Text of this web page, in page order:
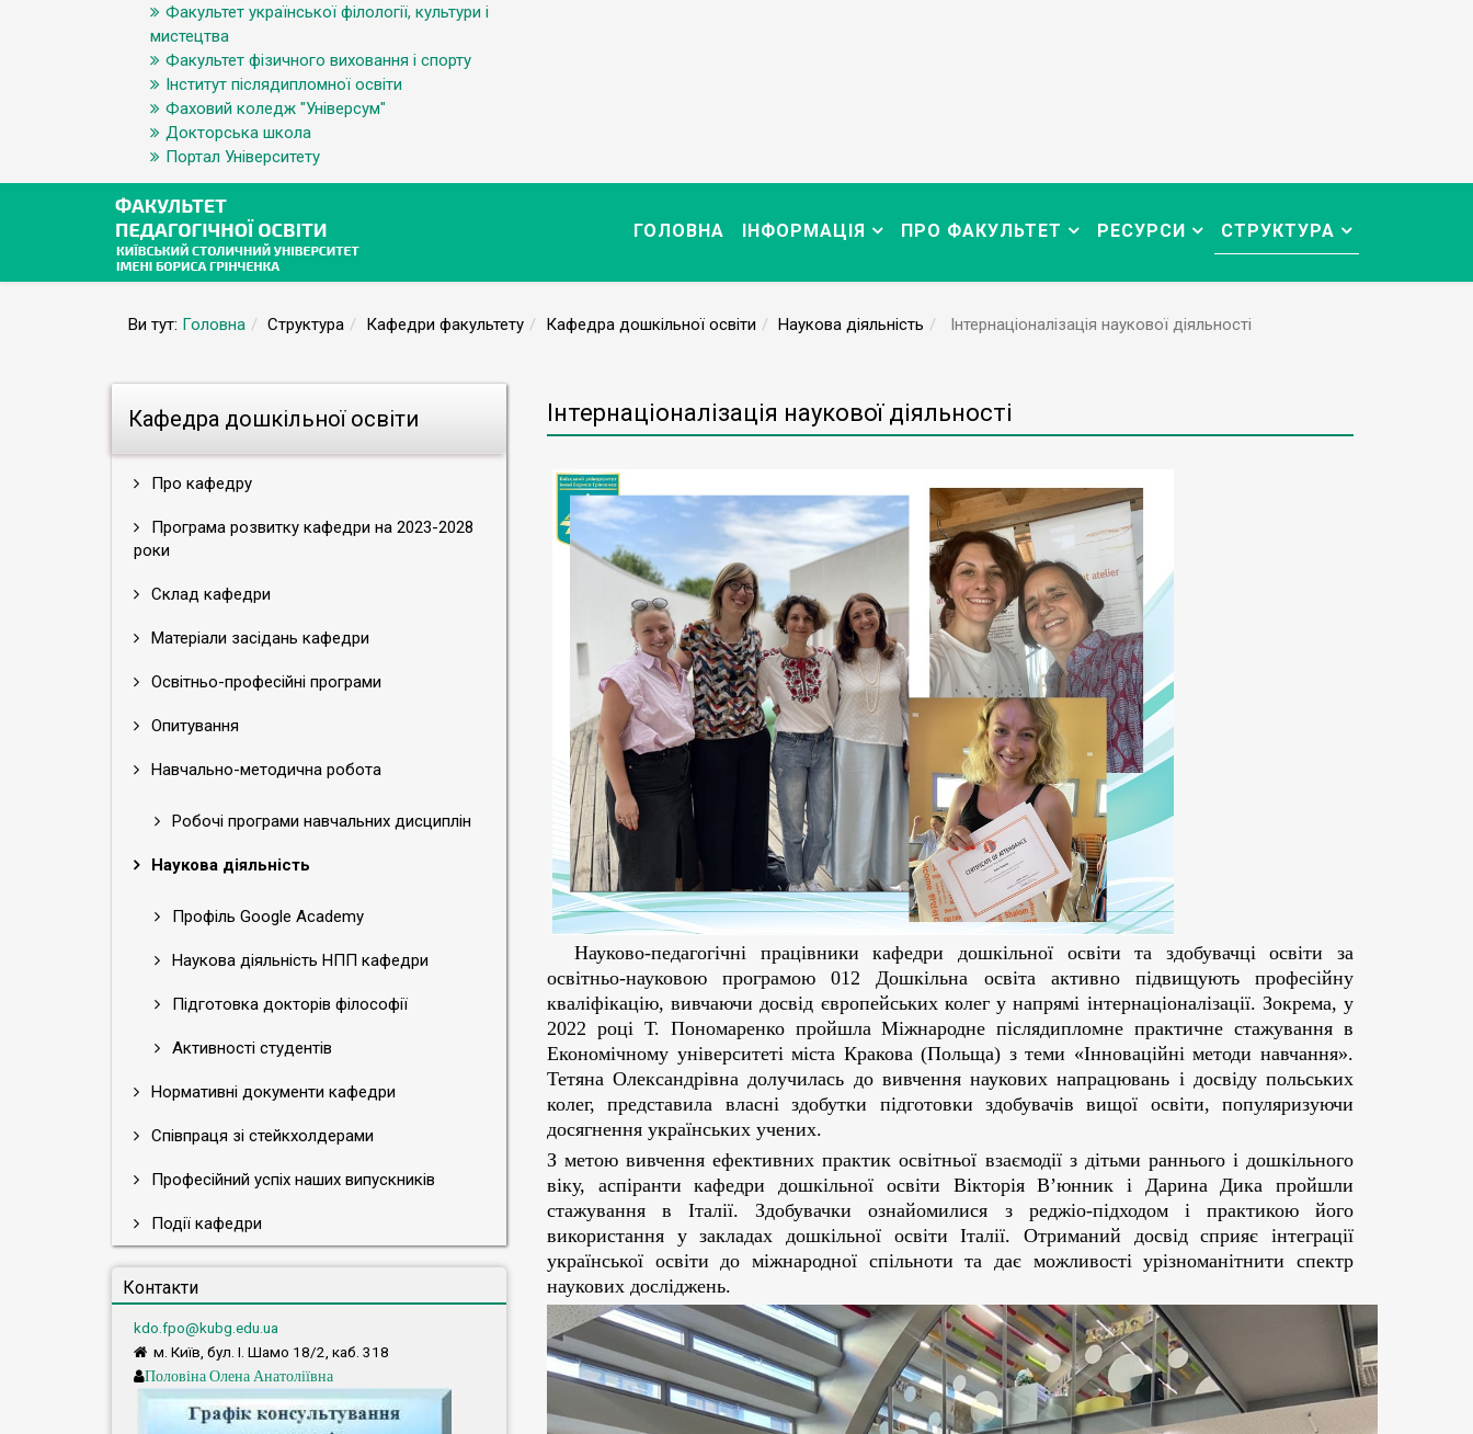
Факультет української філології, культури і
мистецтва
Факультет фізичного виховання і спорту
Інститут післядипломної освіти
Фаховий коледж "Універсум"
Докторська школа
Портал Університету
ГОЛОВНА ІНФОРМАЦІЯ ПРО ФАКУЛЬТЕТ РЕСУРСИ СТРУКТУРА
Ви тут: Головна Структура Кафедри факультету Кафедра дошкільної освіти Наукова діяльність Інтернаціоналізація наукової діяльності
Кафедра дошкільної освіти
Про кафедру
Програма розвитку кафедри на 2023-2028
роки
Склад кафедри
Матеріали засідань кафедри
Освітньо-професійні програми
Опитування
Навчально-методична робота
Робочі програми навчальних дисциплін
Наукова діяльність
Профіль Google Academy
Наукова діяльність НПП кафедри
Підготовка докторів філософії
Активності студентів
Нормативні документи кафедри
Співпраця зі стейкхолдерами
Професійний успіх наших випускників
Події кафедри
Контакти
kdo.fpo@kubg.edu.ua
м. Київ, бул. І. Шамо 18/2, каб. 318
Половіна Олена Анатоліївна
Інтернаціоналізація наукової діяльності
Науково-педагогічні працівники кафедри дошкільної освіти та здобувачці освіти за
освітньо-науковою програмою 012 Дошкільна освіта активно підвищують професійну
кваліфікацію, вивчаючи досвід європейських колег у напрямі інтернаціоналізації. Зокрема, у
2022 році Т. Пономаренко пройшла Міжнародне післядипломне практичне стажування в
Економічному університеті міста Кракова (Польща) з теми «Інноваційні методи навчання».
Тетяна Олександрівна долучилась до вивчення наукових напрацювань і досвіду польських
колег, представила власні здобутки підготовки здобувачів вищої освіти, популяризуючи
досягнення українських учених.
З метою вивчення ефективних практик освітньої взаємодії з дітьми раннього і дошкільного
віку, аспіранти кафедри дошкільної освіти Вікторія В’юнник і Дарина Дика пройшли
стажування в Італії. Здобувачки ознайомилися з реджіо-підходом і практикою його
використання у закладах дошкільної освіти Італії. Отриманий досвід сприяє інтеграції
української освіти до міжнародної спільноти та дає можливості урізноманітнити спектр
наукових досліджень.